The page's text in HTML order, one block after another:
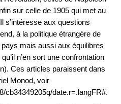
sur celle de 1905 qui met au
s’intéresse aux questions
à la politique étrangère de
mais aussi aux équilibres
n’en sort une confrontation
Ces articles paraissent dans
Monod, voir
cb34349205q/date.r=.langFR#.